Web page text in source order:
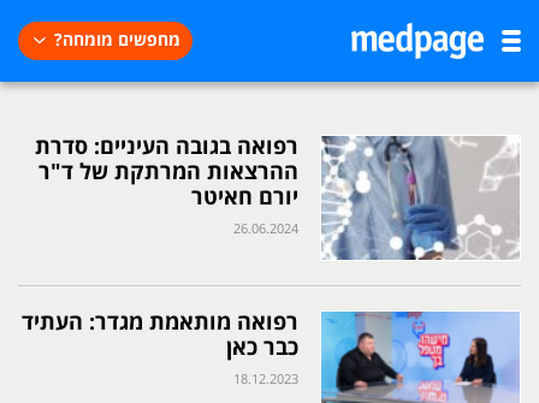
מחפשים מומחה?
רפואה בגובה העיניים: סדרת
ההרצאות המרתקת של ד"ר
יורם חאיטר
26.06.2024
רפואה מותאמת מגדר: העתיד
כבר כאן
18.12.2023